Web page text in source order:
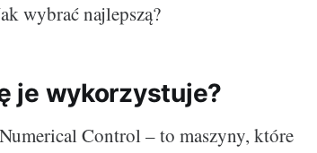
wybrać najlepszą?
je wykorzystuje?
Control – to maszyny, które